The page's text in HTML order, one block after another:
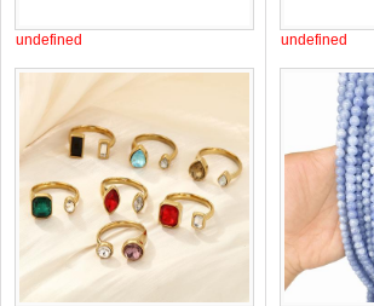
undefined undefined